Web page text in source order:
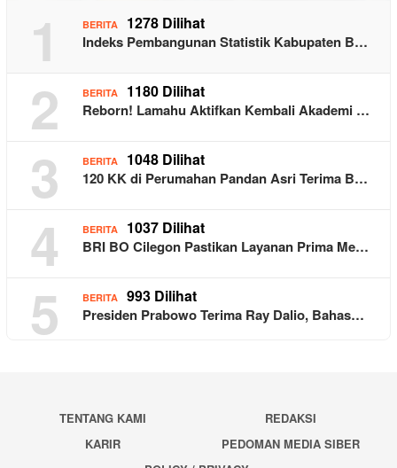
1 BERITA 1278 Dilihat
Indeks Pembangunan Statistik Kabupaten B…
2 BERITA 1180 Dilihat
Reborn! Lamahu Aktifkan Kembali Akademi …
3 BERITA 1048 Dilihat
120 KK di Perumahan Pandan Asri Terima B…
4 BERITA 1037 Dilihat
BRI BO Cilegon Pastikan Layanan Prima Me…
5 BERITA 993 Dilihat
Presiden Prabowo Terima Ray Dalio, Bahas…
TENTANG KAMI
REDAKSI
KARIR
PEDOMAN MEDIA SIBER